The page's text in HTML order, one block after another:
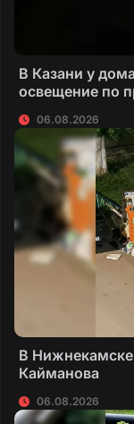
В Казани у
освещение по
06.08.2026
В
Кайманова
06.08.2026